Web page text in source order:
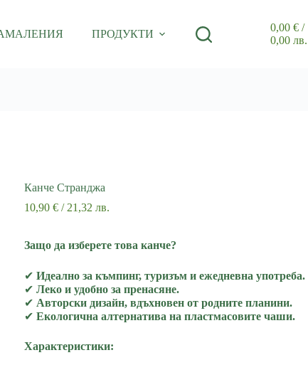
ПРОДУКТИ
Shopping
0,00 €/
0,00 лв.
Канче Странджа
10,90 €/ 21,32 лв.
Защо да изберете това канче?
✔ Идеално за къмпинг, туризъм и ежедневна употреба.
✔ Леко и удобно за пренасяне.
✔ Авторски дизайн, вдъхновен от родните планини.
✔ Екологична алтернатива на пластмасовите чаши.
Характеристики: